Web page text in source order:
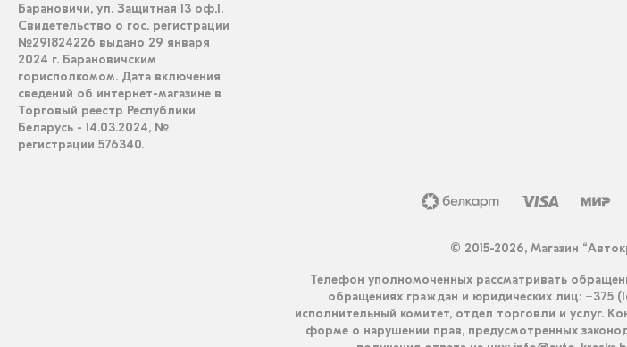
Барановичи, ул. Защитная 13 оф.1.
Свидетельство о гос. регистрации
№291824226 выдано 29 января
2024 г. Барановичским
горисполкомом. Дата включения
сведений об интернет-магазине в
Торговый реестр Республики
Беларусь - 14.03.2024, №
регистрации 576340.
© 2015-2026, Магазин
Телефон уполномоченных рассматривать
обращениях граждан и юридических лиц: +375
исполнительный комитет, отдел торговли и услуг.
форме о нарушении прав, предусмотренных